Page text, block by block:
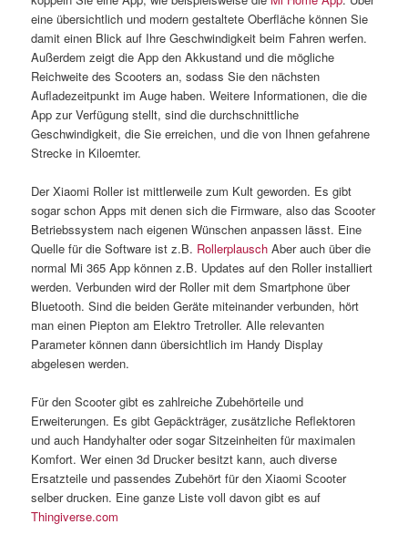
eine übersichtlich und modern gestaltete Oberfläche können Sie
damit einen Blick auf Ihre Geschwindigkeit beim Fahren werfen.
Außerdem zeigt die App den Akkustand und die mögliche
Reichweite des Scooters an, sodass Sie den nächsten
Aufladezeitpunkt im Auge haben. Weitere Informationen, die die
App zur Verfügung stellt, sind die durchschnittliche
Geschwindigkeit, die Sie erreichen, und die von Ihnen gefahrene
Strecke in Kiloemter.
Der Xiaomi Roller ist mittlerweile zum Kult geworden. Es gibt
sogar schon Apps mit denen sich die Firmware, also das Scooter
Betriebssystem nach eigenen Wünschen anpassen lässt. Eine
Quelle für die Software ist z.B. Rollerplausch Aber auch über die
normal Mi 365 App können z.B. Updates auf den Roller installiert
werden. Verbunden wird der Roller mit dem Smartphone über
Bluetooth. Sind die beiden Geräte miteinander verbunden, hört
man einen Piepton am Elektro Tretroller. Alle relevanten
Parameter können dann übersichtlich im Handy Display
abgelesen werden.
Für den Scooter gibt es zahlreiche Zubehörteile und
Erweiterungen. Es gibt Gepäckträger, zusätzliche Reflektoren
und auch Handyhalter oder sogar Sitzeinheiten für maximalen
Komfort. Wer einen 3d Drucker besitzt kann, auch diverse
Ersatzteile und passendes Zubehört für den Xiaomi Scooter
selber drucken. Eine ganze Liste voll davon gibt es auf
Thingiverse.com